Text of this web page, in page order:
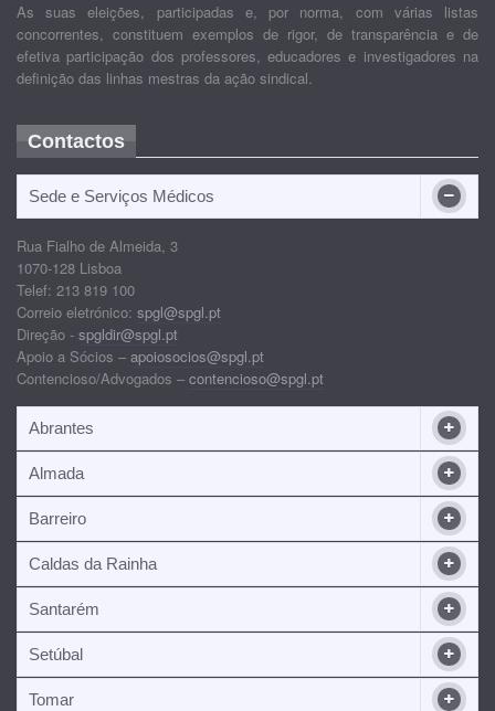
As suas eleições, participadas e, por norma, com várias listas
concorrentes, constituem exemplos de rigor, de transparência e de
efetiva participação dos professores, educadores e investigadores na
definição das linhas mestras da ação sindical.
Contactos
Sede e Serviços Médicos
Rua Fialho de Almeida, 3
1070-128 Lisboa
Telef: 213 819 100
Correio eletrónico: spgl@spgl.pt
Direção - spgldir@spgl.pt
Apoio a Sócios – apoiosocios@spgl.pt
Contencioso/Advogados – contencioso@spgl.pt
Abrantes
Almada
Barreiro
Caldas da Rainha
Santarém
Setúbal
Tomar